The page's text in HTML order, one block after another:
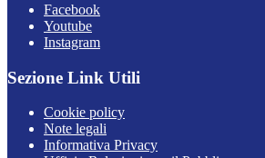
Facebook
Youtube
Instagram
Sezione Link Utili
Cookie policy
Note legali
Informativa Privacy